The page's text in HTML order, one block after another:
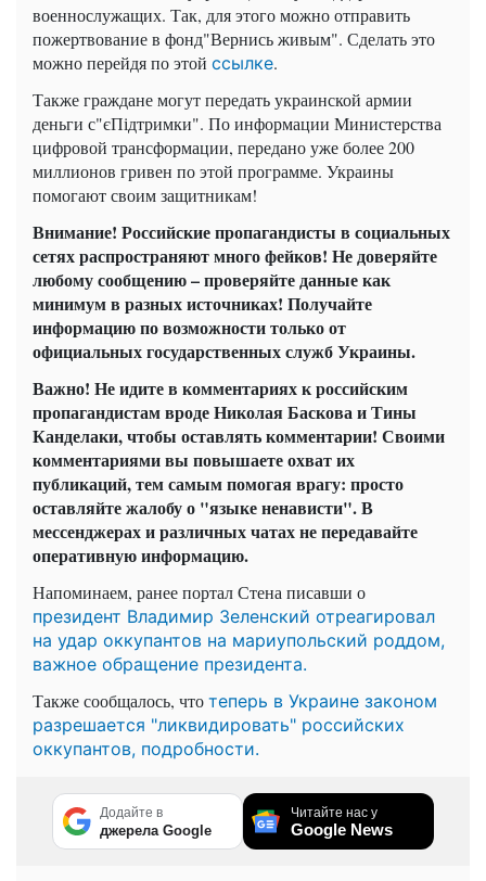
военнослужащих. Так, для этого можно отправить
пожертвование в фонд"Вернись живым". Сделать это
можно перейдя по этой ссылке.
Также граждане могут передать украинской армии
деньги с"єПідтримки". По информации Министерства
цифровой трансформации, передано уже более 200
миллионов гривен по этой программе. Украины
помогают своим защитникам!
Внимание! Российские пропагандисты в социальных
сетях распространяют много фейков! Не доверяйте
любому сообщению – проверяйте данные как
минимум в разных источниках! Получайте
информацию по возможности только от
официальных государственных служб Украины.
Важно! Не идите в комментариях к российским
пропагандистам вроде Николая Баскова и Тины
Канделаки, чтобы оставлять комментарии! Своими
комментариями вы повышаете охват их
публикаций, тем самым помогая врагу: просто
оставляйте жалобу о "языке ненависти". В
мессенджерах и различных чатах не передавайте
оперативную информацию.
Напоминаем, ранее портал Стена писавши о
президент Владимир Зеленский отреагировал
на удар оккупантов на мариупольский роддом,
важное обращение президента.
Также сообщалось, что теперь в Украине законом
разрешается "ликвидировать" российских
оккупантов, подробности.
Додайте в
джерела Google
Читайте нас у
Google News